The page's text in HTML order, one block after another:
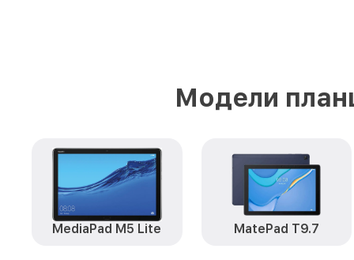
Модели
MediaPad M5 Lite MatePad T9.7